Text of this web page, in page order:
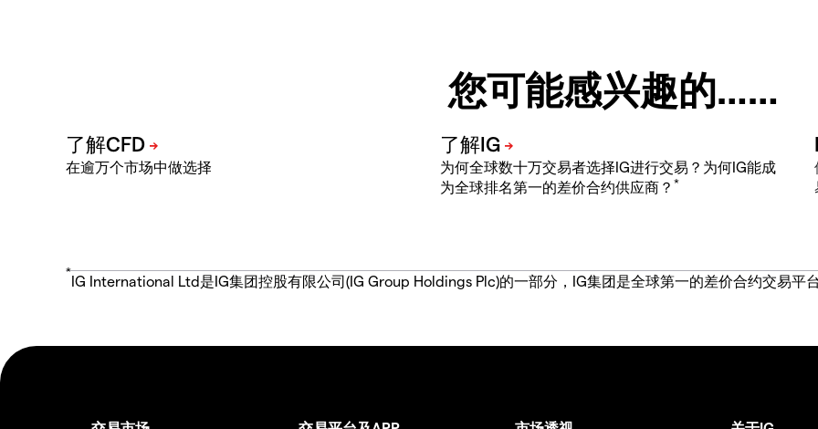
您可能感兴趣的……
在逾万个市场中做选择
为何全球数十万交易者选择IG进行交易？为何IG能成
为全球排名第一的差价合约供应商？ *
*
IG International Ltd是IG集团控股有限公司(IG Group Holdings Plc)的一部分，IG集团是全球第一的差价合约交易平